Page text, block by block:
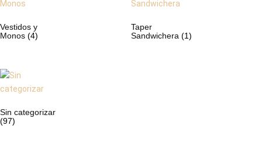
Vestidos y
Monos (4)
Taper
Sandwichera (1)
Sin categorizar
(97)